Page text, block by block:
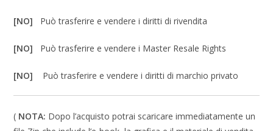
[NO] Può trasferire e vendere i diritti di rivendita
[NO] Può trasferire e vendere i Master Resale Rights
[NO] Può trasferire e vendere i diritti di marchio privato
( NOTA: Dopo l’acquisto potrai scaricare immediatamente un